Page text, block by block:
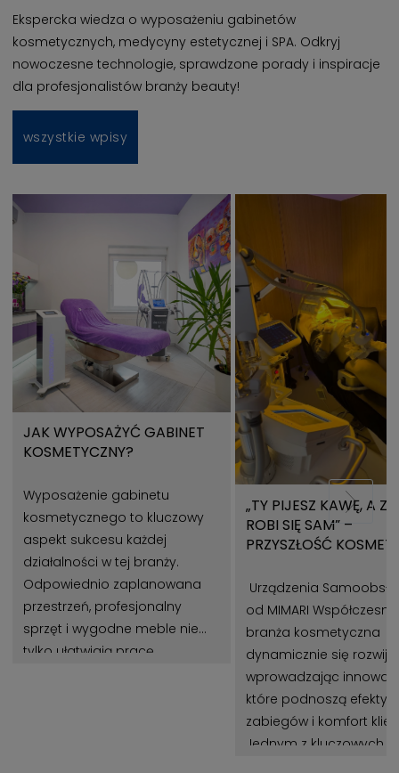
Ekspercka wiedza o wyposażeniu gabinetów
kosmetycznych, medycyny estetycznej i SPA. Odkryj
nowoczesne technologie, sprawdzone porady i inspiracje
dla profesjonalistów branży beauty!
wszystkie wpisy
JAK WYPOSAŻYĆ GABINET
KOSMETYCZNY?
Wyposażenie gabinetu
kosmetycznego to kluczowy
aspekt sukcesu każdej
działalności w tej branży.
Odpowiednio zaplanowana
przestrzeń, profesjonalny
sprzęt i wygodne meble nie
tylko ułatwiają pracę
„TY PIJESZ KAWĘ, A
ROBI SIĘ SAM” –
PRZYSZŁOŚĆ
Urządzenia
od MIMARI Współczesna
branża kosmetyczna
dynamicznie się rozwija,
wprowadzając
które podnoszą
zabiegów i komfort
Jednym z kluczowych